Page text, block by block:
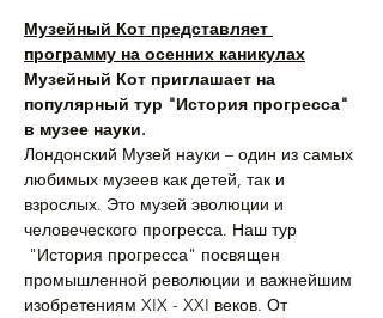
Музейный Кот представляет
программу на осенних каникулах
Музейный Кот приглашает на
популярный тур "История прогресса"
в музее науки.
Лондонский Музей науки – один из самых
любимых музеев как детей, так и
взрослых. Это музей эволюции и
человеческого прогресса. Наш тур
"История прогресса" посвящен
промышленной революции и важнейшим
изобретениям XIX - XXI веков. От